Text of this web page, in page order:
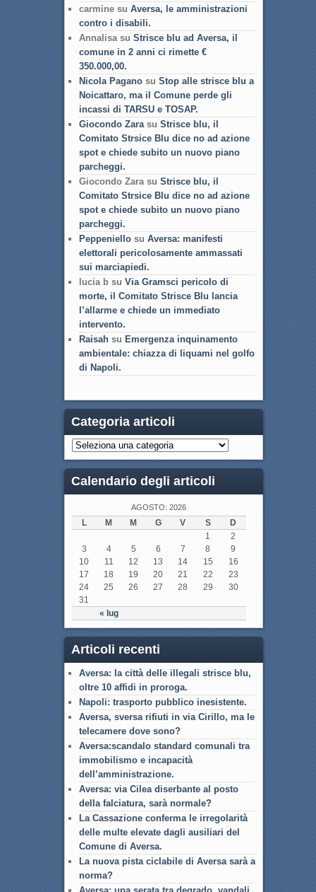
carmine su Aversa, le amministrazioni
contro i disabili.
Annalisa su Strisce blu ad Aversa, il
comune in 2 anni ci rimette €
350.000,00.
Nicola Paganosu Stop alle strisce blu a
Noicattaro, ma il Comune perde gli
incassi di TARSU e TOSAP.
Giocondo Zarasu Strisce blu, il
Comitato Strsice Blu dice no ad azione
spot e chiede subito un nuovo piano
parcheggi.
Giocondo Zara su Strisce blu, il
Comitato Strsice Blu dice no ad azione
spot e chiede subito un nuovo piano
parcheggi.
Peppeniellosu Aversa: manifesti
elettorali pericolosamente ammassati
sui marciapiedi.
lucia b su Via Gramsci pericolo di
morte, il Comitato Strisce Blu lancia
l’allarme e chiede un immediato
intervento.
Raisahsu Emergenza inquinamento
ambientale: chiazza di liquami nel golfo
di Napoli.
Categoria articoli
Calendario degli articoli
AGOSTO: 2026
L M M G V S D
« lug
1
2
3
4 5 6 7 8
9
10
11 12 13 14 15
16
17
18 19 20 21 22
23
24
25 26 27 28 29
30
31
Articoli recenti
Aversa: la città delle illegali strisce blu,
oltre 10 affidi in proroga.
Napoli: trasporto pubblico inesistente.
Aversa, sversa rifiuti in via Cirillo, ma le
telecamere dove sono?
Aversa:scandalo standard comunali tra
immobilismo e incapacità
dell’amministrazione.
Aversa: via Cilea diserbante al posto
della falciatura, sarà normale?
La Cassazione conferma le irregolarità
delle multe elevate dagli ausiliari del
Comune di Aversa.
La nuova pista ciclabile di Aversa sarà a
norma?